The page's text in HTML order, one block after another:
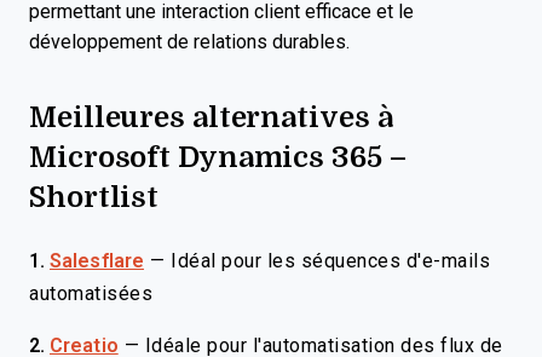
permettant une interaction client efficace et le
développement de relations durables.
Meilleures alternatives à
Microsoft Dynamics 365 –
Shortlist
1. Salesflare —
Idéal pour les séquences d'e-mails
automatisées
2. Creatio —
Idéale pour l'automatisation des flux de